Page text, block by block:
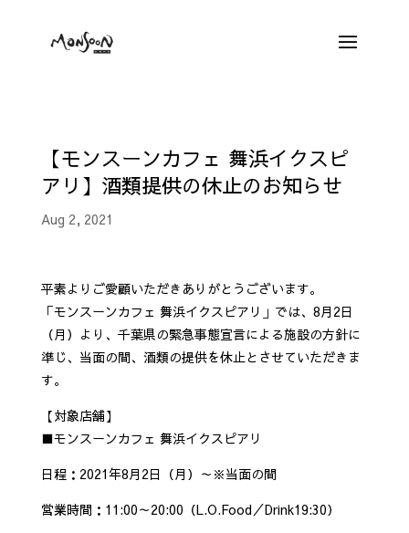
【モンスーンカフェ 舞浜イクスピ
アリ】酒類提供の休止のお知らせ
Aug 2, 2021
平素よりご愛顧いただきありがとうございます。
「モンスーンカフェ 舞浜イクスピアリ」では、8月2日
（月）より、千葉県の緊急事態宣言による施設の方針に
準じ、当面の間、酒類の提供を休止とさせていただきま
す。
【対象店舗】
■モンスーンカフェ 舞浜イクスピアリ
日程：2021年8月2日（月）～※当面の間
営業時間：11:00～20:00（L.O.Food／Drink19:30）